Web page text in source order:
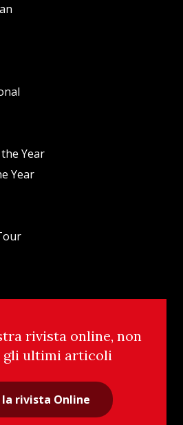
Year
Year
rivista online, non
ultimi articoli
rivista Online